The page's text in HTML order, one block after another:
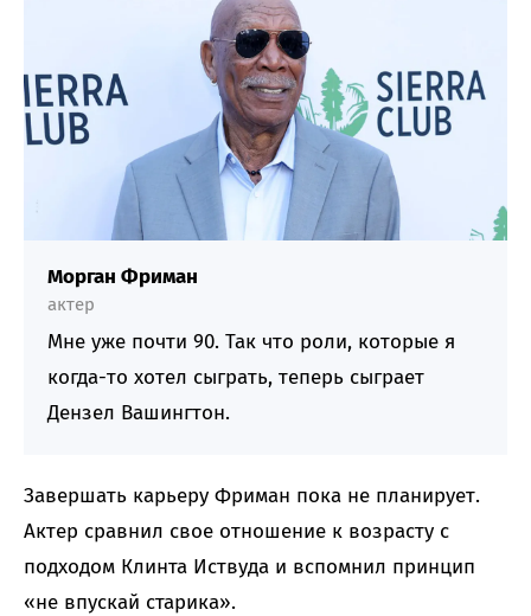
Морган Фриман
актер
Мне уже почти 90. Так что роли, которые я
когда-то хотел сыграть, теперь сыграет
Дензел Вашингтон.
Завершать карьеру Фриман пока не планирует.
Актер сравнил свое отношение к возрасту с
подходом Клинта Иствуда и вспомнил принцип
«не впускай старика».